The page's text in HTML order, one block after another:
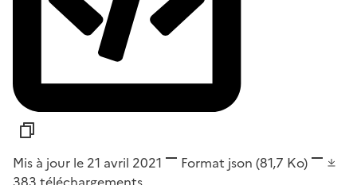
Mis à jour le 21 avril 2021 Format json (81,7 Ko)